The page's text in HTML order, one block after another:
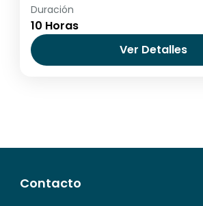
Argentina
Media
Duración
10 Horas
Ver Detalles
Contacto